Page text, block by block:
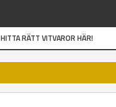
HITTA RÄTT VITVAROR HÄR!